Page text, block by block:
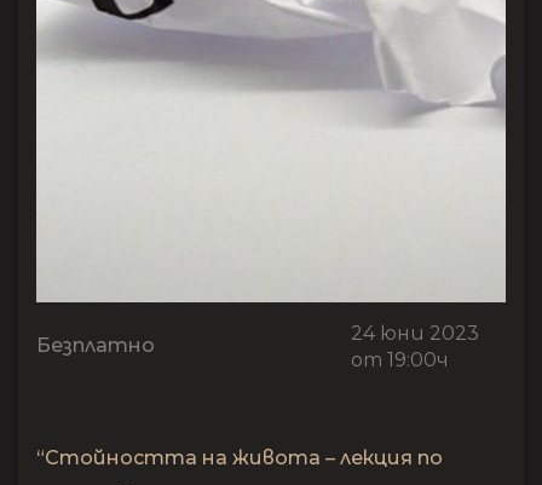
Безплатно
24 юни 2023
от 19:00ч
“Стойността на живота – лекция по